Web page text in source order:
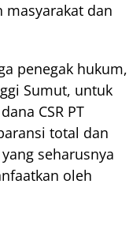
masyarakat dan
penegak hukum,
Sumut, untuk
CSR PT
total dan
seharusnya
oleh